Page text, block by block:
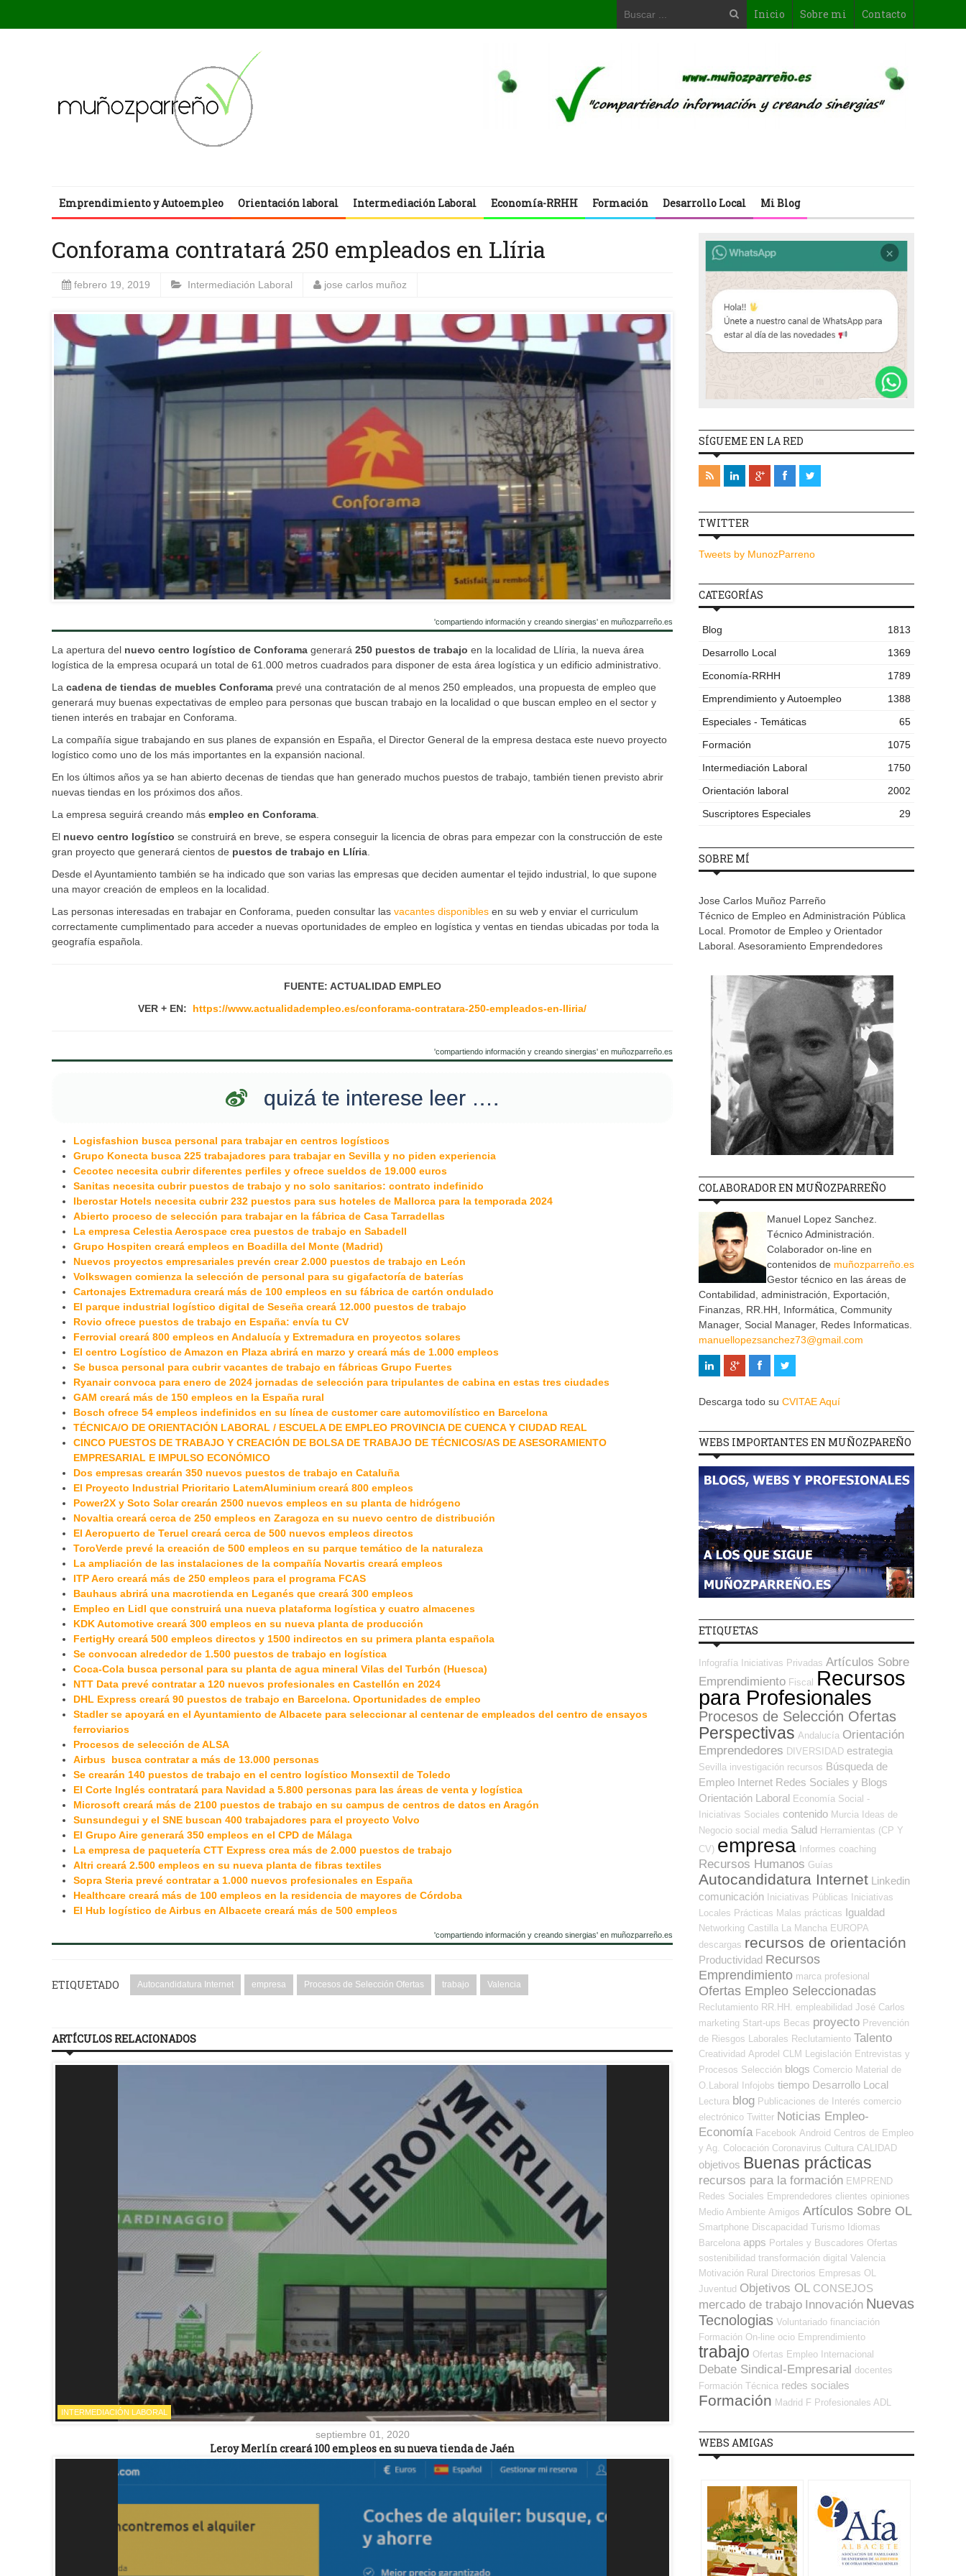
Inicio Sobre mi Contacto
Emprendimiento y Autoempleo Orientación laboral Intermediación Laboral Economía-RRHH Formación Desarrollo Local Mi Blog
Conforama contratará 250 empleados en Llíria
febrero 19, 2019 Intermediación Laboral jose carlos muñoz
'compartiendo información y creando sinergias' en muñozparreño.es
La apertura del nuevo centro logístico de Conforama generará 250 puestos de trabajo en la localidad de Llíria, la nueva área
logística de la empresa ocupará un total de 61.000 metros cuadrados para disponer de esta área logística y un edificio administrativo.
La cadena de tiendas de muebles Conforama prevé una contratación de al menos 250 empleados, una propuesta de empleo que
generará muy buenas expectativas de empleo para personas que buscan trabajo en la localidad o que buscan empleo en el sector y
tienen interés en trabajar en Conforama.
La compañía sigue trabajando en sus planes de expansión en España, el Director General de la empresa destaca este nuevo proyecto
logístico como uno de los más importantes en la expansión nacional.
En los últimos años ya se han abierto decenas de tiendas que han generado muchos puestos de trabajo, también tienen previsto abrir
nuevas tiendas en los próximos dos años.
La empresa seguirá creando más empleo en Conforama.
El nuevo centro logístico se construirá en breve, se espera conseguir la licencia de obras para empezar con la construcción de este
gran proyecto que generará cientos de puestos de trabajo en Llíria.
Desde el Ayuntamiento también se ha indicado que son varias las empresas que deciden aumentar el tejido industrial, lo que supone
una mayor creación de empleos en la localidad.
Las personas interesadas en trabajar en Conforama, pueden consultar las vacantes disponibles en su web y enviar el curriculum
correctamente cumplimentado para acceder a nuevas oportunidades de empleo en logística y ventas en tiendas ubicadas por toda la
geografía española.
FUENTE: ACTUALIDAD EMPLEO
VER + EN: https://www.actualidadempleo.es/conforama-contratara-250-empleados-en-lliria/
'compartiendo información y creando sinergias' en muñozparreño.es
quizá te interese leer ….
Logisfashion busca personal para trabajar en centros logísticos
Grupo Konecta busca 225 trabajadores para trabajar en Sevilla y no piden experiencia
Cecotec necesita cubrir diferentes perfiles y ofrece sueldos de 19.000 euros
Sanitas necesita cubrir puestos de trabajo y no solo sanitarios: contrato indefinido
Iberostar Hotels necesita cubrir 232 puestos para sus hoteles de Mallorca para la temporada 2024
Abierto proceso de selección para trabajar en la fábrica de Casa Tarradellas
La empresa Celestia Aerospace crea puestos de trabajo en Sabadell
Grupo Hospiten creará empleos en Boadilla del Monte (Madrid)
Nuevos proyectos empresariales prevén crear 2.000 puestos de trabajo en León
Volkswagen comienza la selección de personal para su gigafactoría de baterías
Cartonajes Extremadura creará más de 100 empleos en su fábrica de cartón ondulado
El parque industrial logístico digital de Seseña creará 12.000 puestos de trabajo
Rovio ofrece puestos de trabajo en España: envía tu CV
Ferrovial creará 800 empleos en Andalucía y Extremadura en proyectos solares
El centro Logístico de Amazon en Plaza abrirá en marzo y creará más de 1.000 empleos
Se busca personal para cubrir vacantes de trabajo en fábricas Grupo Fuertes
Ryanair convoca para enero de 2024 jornadas de selección para tripulantes de cabina en estas tres ciudades
GAM creará más de 150 empleos en la España rural
Bosch ofrece 54 empleos indefinidos en su línea de customer care automovilístico en Barcelona
TÉCNICA/O DE ORIENTACIÓN LABORAL / ESCUELA DE EMPLEO PROVINCIA DE CUENCA Y CIUDAD REAL
CINCO PUESTOS DE TRABAJO Y CREACIÓN DE BOLSA DE TRABAJO DE TÉCNICOS/AS DE ASESORAMIENTO
EMPRESARIAL E IMPULSO ECONÓMICO
Dos empresas crearán 350 nuevos puestos de trabajo en Cataluña
El Proyecto Industrial Prioritario LatemAluminium creará 800 empleos
Power2X y Soto Solar crearán 2500 nuevos empleos en su planta de hidrógeno
Novaltia creará cerca de 250 empleos en Zaragoza en su nuevo centro de distribución
El Aeropuerto de Teruel creará cerca de 500 nuevos empleos directos
ToroVerde prevé la creación de 500 empleos en su parque temático de la naturaleza
La ampliación de las instalaciones de la compañía Novartis creará empleos
ITP Aero creará más de 250 empleos para el programa FCAS
Bauhaus abrirá una macrotienda en Leganés que creará 300 empleos
Empleo en Lidl que construirá una nueva plataforma logística y cuatro almacenes
KDK Automotive creará 300 empleos en su nueva planta de producción
FertigHy creará 500 empleos directos y 1500 indirectos en su primera planta española
Se convocan alrededor de 1.500 puestos de trabajo en logística
Coca-Cola busca personal para su planta de agua mineral Vilas del Turbón (Huesca)
NTT Data prevé contratar a 120 nuevos profesionales en Castellón en 2024
DHL Express creará 90 puestos de trabajo en Barcelona. Oportunidades de empleo
Stadler se apoyará en el Ayuntamiento de Albacete para seleccionar al centenar de empleados del centro de ensayos
ferroviarios
Procesos de selección de ALSA
Airbus busca contratar a más de 13.000 personas
Se crearán 140 puestos de trabajo en el centro logístico Monsextil de Toledo
El Corte Inglés contratará para Navidad a 5.800 personas para las áreas de venta y logística
Microsoft creará más de 2100 puestos de trabajo en su campus de centros de datos en Aragón
Sunsundegui y el SNE buscan 400 trabajadores para el proyecto Volvo
El Grupo Aire generará 350 empleos en el CPD de Málaga
La empresa de paquetería CTT Express crea más de 2.000 puestos de trabajo
Altri creará 2.500 empleos en su nueva planta de fibras textiles
Sopra Steria prevé contratar a 1.000 nuevos profesionales en España
Healthcare creará más de 100 empleos en la residencia de mayores de Córdoba
El Hub logístico de Airbus en Albacete creará más de 500 empleos
'compartiendo información y creando sinergias' en muñozparreño.es
ETIQUETADO Autocandidatura Internet empresa Procesos de Selección Ofertas trabajo Valencia
ARTÍCULOS RELACIONADOS
INTERMEDIACIÓN LABORAL
septiembre 01, 2020
Leroy Merlín creará 100 empleos en su nueva tienda de Jaén
SÍGUEME EN LA RED
TWITTER
Tweets by MunozParreno
CATEGORÍAS
Blog
1813
Desarrollo Local
1369
Economía-RRHH
1789
Emprendimiento y Autoempleo
1388
Especiales - Temáticas
65
Formación
1075
Intermediación Laboral
1750
Orientación laboral
2002
Suscriptores Especiales
29
SOBRE MÍ
Jose Carlos Muñoz Parreño
Técnico de Empleo en Administración Pública
Local. Promotor de Empleo y Orientador
Laboral. Asesoramiento Emprendedores
COLABORADOR EN MUÑOZPARREÑO
Manuel Lopez Sanchez.
Técnico Administración.
Colaborador on-line en
contenidos de muñozparreño.es
Gestor técnico en las áreas de
Contabilidad, administración, Exportación,
Finanzas, RR.HH, Informática, Community
Manager, Social Manager, Redes Informaticas.
manuellopezsanchez73@gmail.com
Descarga todo su CVITAE Aquí
WEBS IMPORTANTES EN MUÑOZPAREÑO
ETIQUETAS
Infografía Iniciativas Privadas Artículos Sobre
Emprendimiento Fiscal
Recursos
para Profesionales
Procesos de Selección Ofertas
Perspectivas Andalucía Orientación
Emprendedores DIVERSIDAD estrategia
Sevilla investigación recursos Búsqueda de
Empleo Internet Redes Sociales y Blogs
Orientación Laboral Economía Social -
Iniciativas Sociales contenido Murcia
Ideas de
Negocio social media Salud Herramientas (CP Y
CV) empresa Informes coaching
Recursos Humanos Guías
Autocandidatura Internet Linkedin
comunicación Iniciativas Públicas
Iniciativas
Locales Prácticas Malas prácticas Igualdad
Networking Castilla La Mancha EUROPA
descargas recursos de orientación
Productividad Recursos
Emprendimiento marca profesional
Ofertas Empleo Seleccionadas
Reclutamiento RR.HH. empleabilidad José Carlos
marketing Start-ups Becas proyecto Prevención
de Riesgos Laborales Reclutamiento Talento
Creatividad Aprodel CLM Legislación Entrevistas y
Procesos Selección blogs Comercio Material de
O.Laboral
Infojobs tiempo Desarrollo Local
Lectura blog Publicaciones de Interés comercio
electrónico Twitter Noticias Empleo-
Economía Facebook Android Centros de Empleo
y Ag. Colocación Coronavirus Cultura CALIDAD
objetivos Buenas prácticas
recursos para la formación EMPREND
Redes Sociales Emprendedores clientes opiniones
Medio Ambiente Amigos Artículos Sobre OL
Smartphone Discapacidad Turismo Idiomas
Barcelona apps Portales y Buscadores Ofertas
sostenibilidad transformación digital Valencia
Motivación Rural
Directorios Empresas OL
Juventud Objetivos OL CONSEJOS
mercado de trabajo Innovación Nuevas
Tecnologias Voluntariado financiación
Formación On-line ocio Emprendimiento
trabajo Ofertas Empleo Internacional
Debate Sindical-Empresarial docentes
Formación Técnica redes sociales
Formación Madrid F Profesionales ADL
WEBS AMIGAS